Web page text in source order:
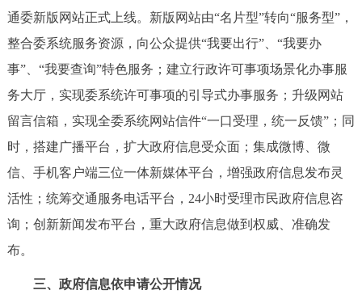
通委新版网站正式上线。新版网站由“名片型”转向“服务型”，
整合委系统服务资源，向公众提供“我要出行”、“我要办
事”、“我要查询”特色服务；建立行政许可事项场景化办事服
务大厅，实现委系统许可事项的引导式办事服务；升级网站
留言信箱，实现全委系统网站信件“一口受理，统一反馈”；同
时，搭建广播平台，扩大政府信息受众面；集成微博、微
信、手机客户端三位一体新媒体平台，增强政府信息发布灵
活性；统筹交通服务电话平台，24小时受理市民政府信息咨
询；创新新闻发布平台，重大政府信息做到权威、准确发
布。
三、政府信息依申请公开情况